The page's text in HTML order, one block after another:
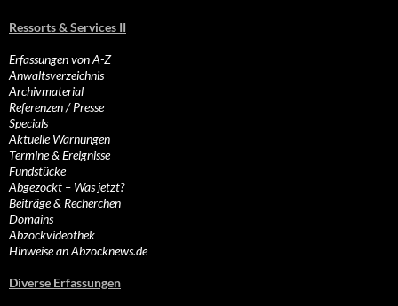
Ressorts & Services II
Erfassungen von A-Z
Anwaltsverzeichnis
Archivmaterial
Referenzen / Presse
Specials
Aktuelle Warnungen
Termine & Ereignisse
Fundstücke
Abgezockt – Was jetzt?
Beiträge & Recherchen
Domains
Abzockvideothek
Hinweise an Abzocknews.de
Diverse Erfassungen